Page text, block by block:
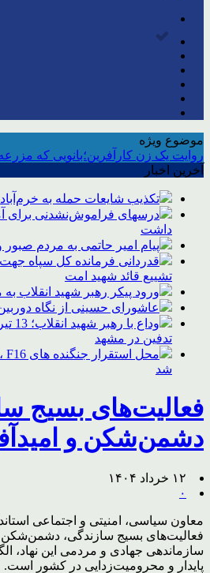
موضوع ویژه
روایت یک زن کارآفرین؛بانویی که
آخرین اخبار
تکذیب شایعات حمله به خرم‌آباد
درسهای فراموش‌نشدنی برای
داشت
پیام امیر حاتمی به مردم صبور
قدردانی فرمانده کل سپاه
تشییع قائد شهید امت
ورود پیکر رهبر شهید انقلاب
عاشورای حسینی از نگاه
تدفین در مشهد
شد
فعالیت‌های بسیج
دشمن‌شکن و
۱۲ خرداد ۱۴۰۴
۰
معاون سیاسی، امنیتی و اجتماعی
فعالیت‌های بسیج سازندگی، دشمن‌شکن
سازماندهی جهادی و مردمی این نهاد،
پایدار و محرومیت‌زدایی در کشور است.